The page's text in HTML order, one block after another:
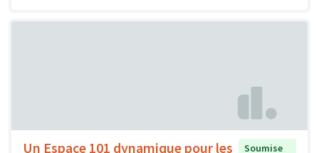
Un Espace 101 dynamique pour les
Soumise